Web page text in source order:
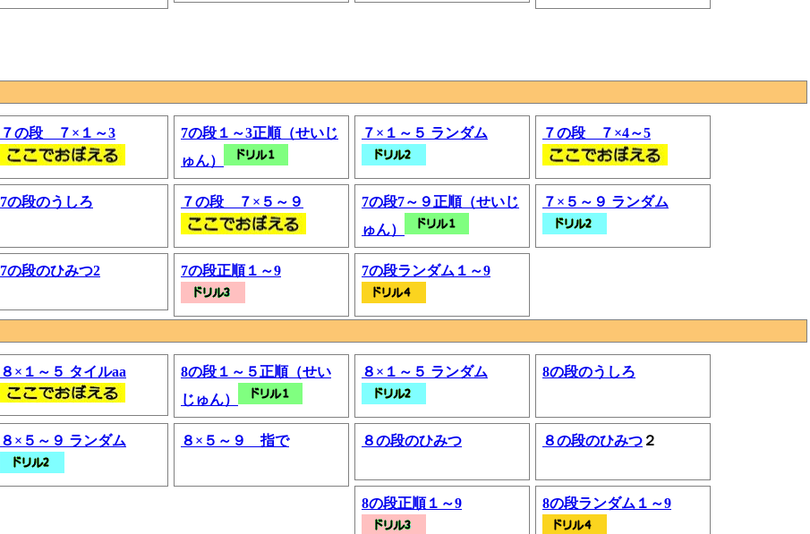
７の段 ７×１～3
7の段１～3正順（せいじ
ゅん）
７×１～５ ランダム ７の段 ７×4～5
7の段のうしろ ７の段 ７×５～９
7の段7～９正順（せいじ
ゅん）
７×５～９ ランダム
7の段のひみつ2 7の段正順１～9 7の段ランダム１～9
８×１～５ タイルaa
8の段１～５正順（せい
じゅん）
８×１～５ ランダム 8の段のうしろ
８×５～９ ランダム ８×５～９ 指で ８の段のひみつ ８の段のひみつ ２
8の段正順１～9 8の段ランダム１～9